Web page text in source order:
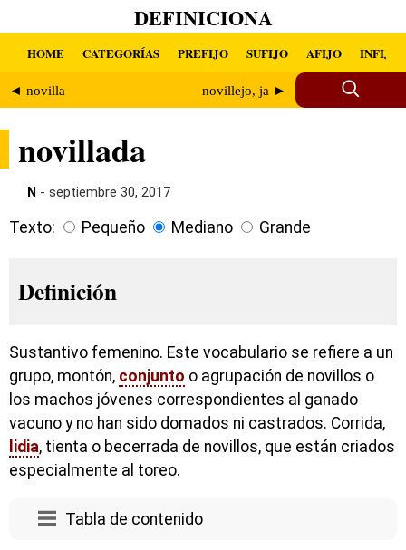
DEFINICIONA
HOME CATEGORÍAS PREFIJO SUFIJO AFIJO INFIJO
◄ novilla novillejo, ja ►
novillada
N - septiembre 30, 2017
Texto: Pequeño Mediano Grande
Definición
Sustantivo femenino. Este vocabulario se refiere a un
grupo, montón, conjunto o agrupación de novillos o
los machos jóvenes correspondientes al ganado
vacuno y no han sido domados ni castrados. Corrida,
lidia, tienta o becerrada de novillos, que están criados
especialmente al toreo.
Tabla de contenido